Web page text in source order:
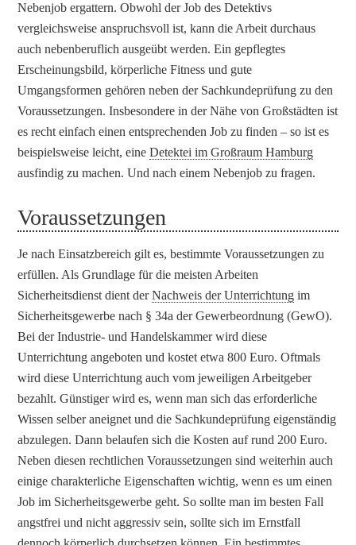
Nebenjob ergattern. Obwohl der Job des Detektivs
vergleichsweise anspruchsvoll ist, kann die Arbeit durchaus
auch nebenberuflich ausgeübt werden. Ein gepflegtes
Erscheinungsbild, körperliche Fitness und gute
Umgangsformen gehören neben der Sachkundeprüfung zu den
Voraussetzungen. Insbesondere in der Nähe von Großstädten ist
es recht einfach einen entsprechenden Job zu finden – so ist es
beispielsweise leicht, eineDetektei im Großraum Hamburg
ausfindig zu machen. Und nach einem Nebenjob zu fragen.
Voraussetzungen
Je nach Einsatzbereich gilt es, bestimmte Voraussetzungen zu
erfüllen. Als Grundlage für die meisten Arbeiten
Sicherheitsdienst dient derNachweis der Unterrichtung im
Sicherheitsgewerbe nach § 34a der Gewerbeordnung (GewO).
Bei der Industrie- und Handelskammer wird diese
Unterrichtung angeboten und kostet etwa 800 Euro. Oftmals
wird diese Unterrichtung auch vom jeweiligen Arbeitgeber
bezahlt. Günstiger wird es, wenn man sich das erforderliche
Wissen selber aneignet und die Sachkundeprüfung eigenständig
abzulegen. Dann belaufen sich die Kosten auf rund 200 Euro.
Neben diesen rechtlichen Voraussetzungen sind weiterhin auch
einige charakterliche Eigenschaften wichtig, wenn es um einen
Job im Sicherheitsgewerbe geht. So sollte man im besten Fall
angstfrei und nicht aggressiv sein, sollte sich im Ernstfall